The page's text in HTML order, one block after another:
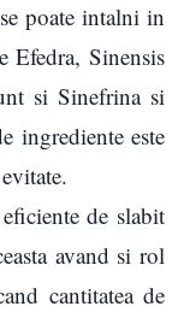
poate intalni in
Efedra, Sinensis
si Sinefrina si
ingrediente este
de slabit
avand si rol
cantitatea de